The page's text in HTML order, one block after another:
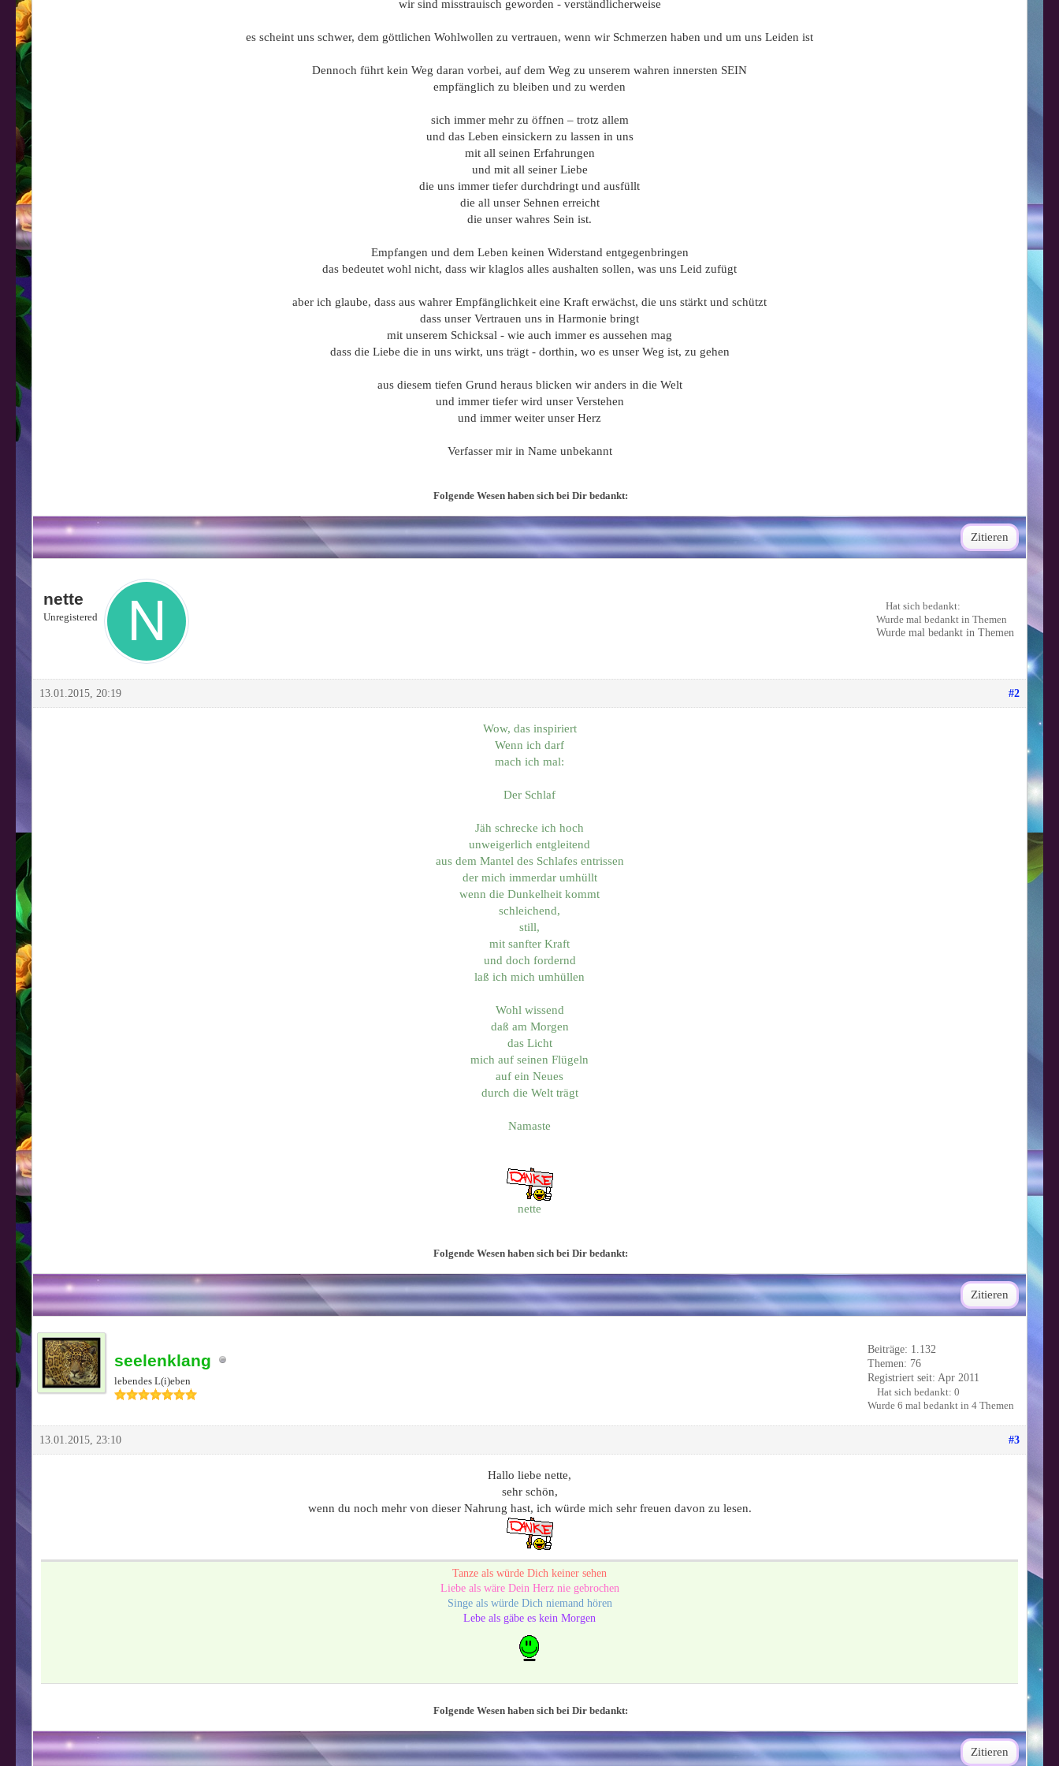
wir sind misstrauisch geworden - verständlicherweise
es scheint uns schwer, dem göttlichen Wohlwollen zu vertrauen, wenn wir Schmerzen haben und um uns Leiden ist
Dennoch führt kein Weg daran vorbei, auf dem Weg zu unserem wahren innersten SEIN
empfänglich zu bleiben und zu werden
sich immer mehr zu öffnen – trotz allem
und das Leben einsickern zu lassen in uns
mit all seinen Erfahrungen
und mit all seiner Liebe
die uns immer tiefer durchdringt und ausfüllt
die all unser Sehnen erreicht
die unser wahres Sein ist.
Empfangen und dem Leben keinen Widerstand entgegenbringen
das bedeutet wohl nicht, dass wir klaglos alles aushalten sollen, was uns Leid zufügt
aber ich glaube, dass aus wahrer Empfänglichkeit eine Kraft erwächst, die uns stärkt und schützt
dass unser Vertrauen uns in Harmonie bringt
mit unserem Schicksal - wie auch immer es aussehen mag
dass die Liebe die in uns wirkt, uns trägt - dorthin, wo es unser Weg ist, zu gehen
aus diesem tiefen Grund heraus blicken wir anders in die Welt
und immer tiefer wird unser Verstehen
und immer weiter unser Herz
Verfasser mir in Name unbekannt
Folgende Wesen haben sich bei Dir bedankt:
Zitieren
nette
Unregistered
Hat sich bedankt:
Wurde mal bedankt in Themen
Wurde mal bedankt in Themen
#2
13.01.2015, 20:19
Wow, das inspiriert
Wenn ich darf
mach ich mal:
Der Schlaf
Jäh schrecke ich hoch
unweigerlich entgleitend
aus dem Mantel des Schlafes entrissen
der mich immerdar umhüllt
wenn die Dunkelheit kommt
schleichend,
still,
mit sanfter Kraft
und doch fordernd
laß ich mich umhüllen
Wohl wissend
daß am Morgen
das Licht
mich auf seinen Flügeln
auf ein Neues
durch die Welt trägt
Namaste
nette
Folgende Wesen haben sich bei Dir bedankt:
Zitieren
seelenklang
lebendes L(i)eben
Beiträge: 1.132
Themen: 76
Registriert seit: Apr 2011
Hat sich bedankt: 0
Wurde 6 mal bedankt in 4 Themen
#3
13.01.2015, 23:10
Hallo liebe nette,
sehr schön,
wenn du noch mehr von dieser Nahrung hast, ich würde mich sehr freuen davon zu lesen.
Tanze als würde Dich keiner sehen
Liebe als wäre Dein Herz nie gebrochen
Singe als würde Dich niemand hören
Lebe als gäbe es kein Morgen
Folgende Wesen haben sich bei Dir bedankt:
Zitieren